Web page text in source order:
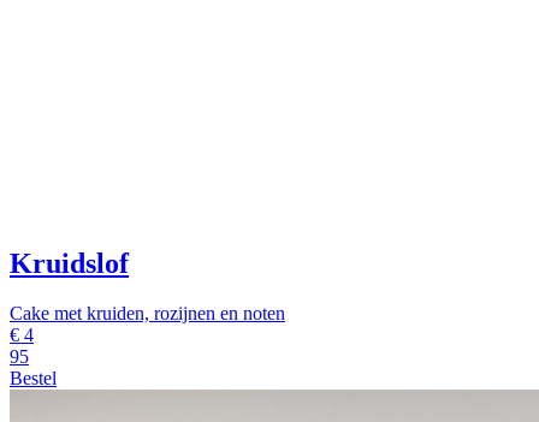
Kruidslof
Cake met kruiden, rozijnen en noten
€ 4
95
Bestel